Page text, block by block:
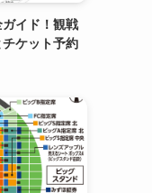
イド！観戦
ケット予約